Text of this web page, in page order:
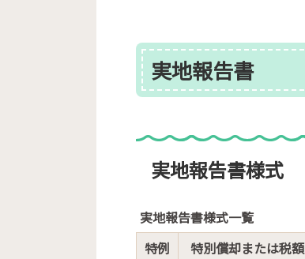
実地報告書
実地報告書様式
実地報告書様式一覧
特例
特別償却または税額